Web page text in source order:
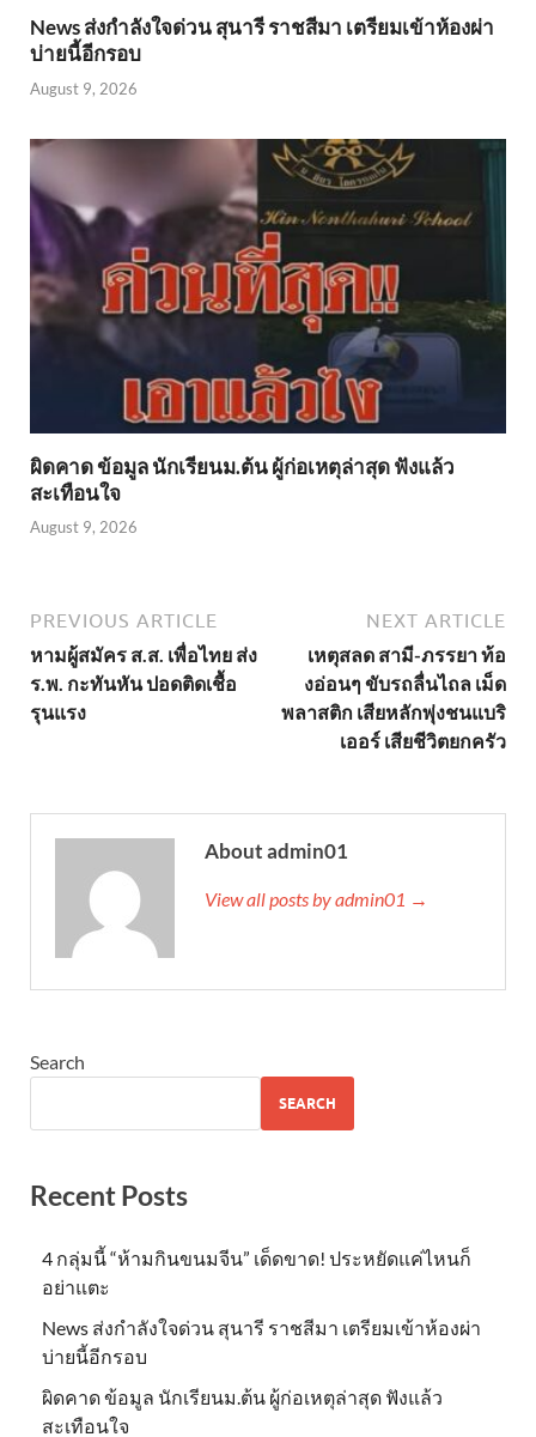
News ส่งกำลังใจด่วน สุนารี ราชสีมา เตรียมเข้าห้องผ่า
บ่ายนี้อีกรอบ
August 9, 2026
ผิดคาด ข้อมูล นักเรียนม.ต้น ผู้ก่อเหตุล่าสุด ฟังแล้ว
สะเทือนใจ
August 9, 2026
PREVIOUS ARTICLE
หามผู้สมัคร ส.ส. เพื่อไทย ส่ง
ร.พ. กะทันหัน ปอดติดเชื้อ
รุนแรง
NEXT ARTICLE
เหตุสลด สามี-ภรรยา ท้อ
งอ่อนๆ ขับรถลื่นไถล เม็ด
พลาสติก เสียหลักพุ่งชนแบริ
เออร์ เสียชีวิตยกครัว
About admin01
View all posts by admin01 →
Search
SEARCH
Recent Posts
4 กลุ่มนี้ “ห้ามกินขนมจีน” เด็ดขาด! ประหยัดแค่ไหนก็
อย่าแตะ
News ส่งกำลังใจด่วน สุนารี ราชสีมา เตรียมเข้าห้องผ่า
บ่ายนี้อีกรอบ
ผิดคาด ข้อมูล นักเรียนม.ต้น ผู้ก่อเหตุล่าสุด ฟังแล้ว
สะเทือนใจ